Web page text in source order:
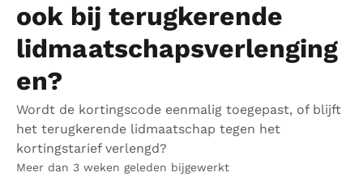
ook bij terugkerende
lidmaatschapsverlenging
en?
Wordt de kortingscode eenmalig toegepast, of blijft
het terugkerende lidmaatschap tegen het
kortingstarief verlengd?
Meer dan 3 weken geleden bijgewerkt